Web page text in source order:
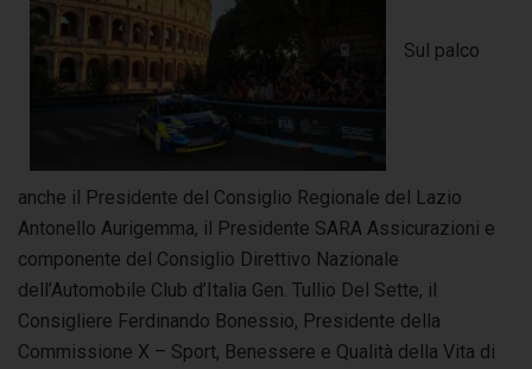
Sul palco
anche il Presidente del Consiglio Regionale del Lazio
Antonello Aurigemma, il Presidente SARA Assicurazioni e
componente del Consiglio Direttivo Nazionale
dell’Automobile Club d’Italia Gen. Tullio Del Sette, il
Consigliere Ferdinando Bonessio, Presidente della
Commissione X – Sport, Benessere e Qualità della Vita di